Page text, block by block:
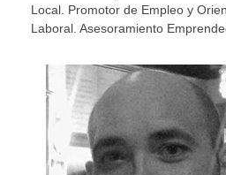
Local. Promotor de Empleo y
Laboral. Asesoramiento